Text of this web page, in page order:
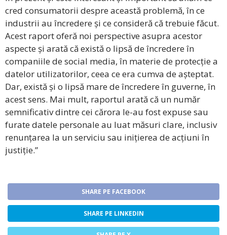
cred consumatorii despre această problemă, în ce
industrii au încredere și ce consideră că trebuie făcut.
Acest raport oferă noi perspective asupra acestor
aspecte și arată că există o lipsă de încredere în
companiile de social media, în materie de protecție a
datelor utilizatorilor, ceea ce era cumva de așteptat.
Dar, există și o lipsă mare de încredere în guverne, în
acest sens. Mai mult, raportul arată că un număr
semnificativ dintre cei cărora le-au fost expuse sau
furate datele personale au luat măsuri clare, inclusiv
renunțarea la un serviciu sau inițierea de acțiuni în
justiție.”
SHARE PE FACEBOOK
SHARE PE LINKEDIN